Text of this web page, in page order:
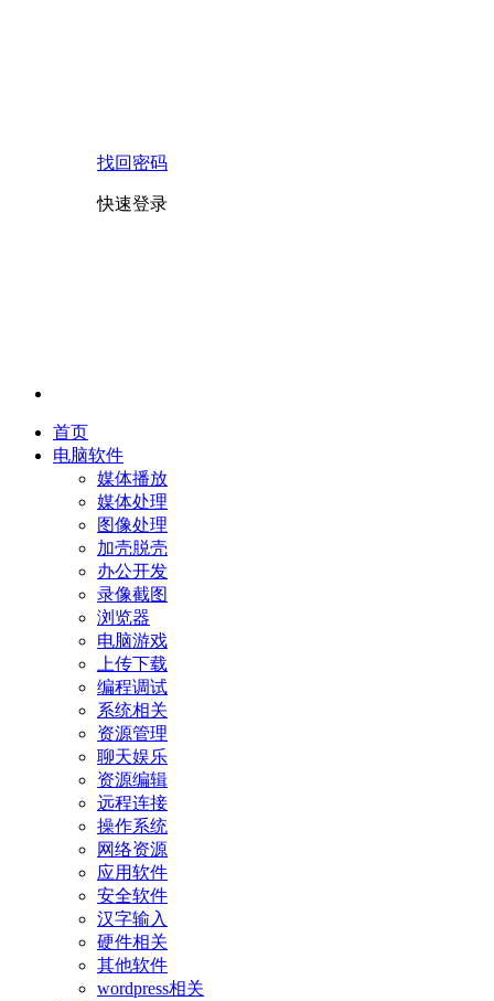
找回密码
快速登录
首页
电脑软件
媒体播放
媒体处理
图像处理
加壳脱壳
办公开发
录像截图
浏览器
电脑游戏
上传下载
编程调试
系统相关
资源管理
聊天娱乐
资源编辑
远程连接
操作系统
网络资源
应用软件
安全软件
汉字输入
硬件相关
其他软件
wordpress相关